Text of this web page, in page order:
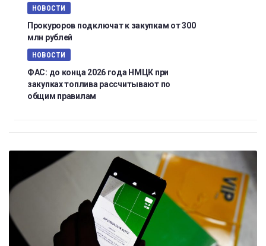
НОВОСТИ
Прокуроров подключат к закупкам от 300
млн рублей
НОВОСТИ
ФАС: до конца 2026 года НМЦК при
закупках топлива рассчитывают по
общим правилам